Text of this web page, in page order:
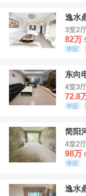
逸水
3室2
82万
学区
东向
4室3
72.8
学区
简阳
4室2
98万
学区
逸水